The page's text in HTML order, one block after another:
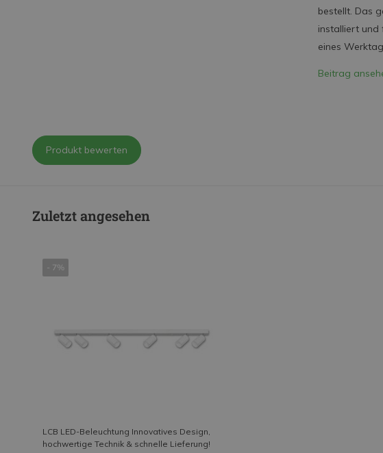
bestellt. Das
installiert und
eines
Beitrag
Produkt bewerten
Zuletzt angesehen
- 7%
LCB LED-Beleuchtung Innovatives Design,
hochwertige Technik & schnelle Lieferung!